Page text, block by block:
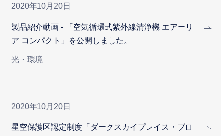
2020年10月20日
製品紹介動画 - 「空気循環式紫外線清浄機 エアーリ
ア コンパクト」を公開しました。
光・環境
2020年10月20日
星空保護区認定制度「ダークスカイプレイス・プロ